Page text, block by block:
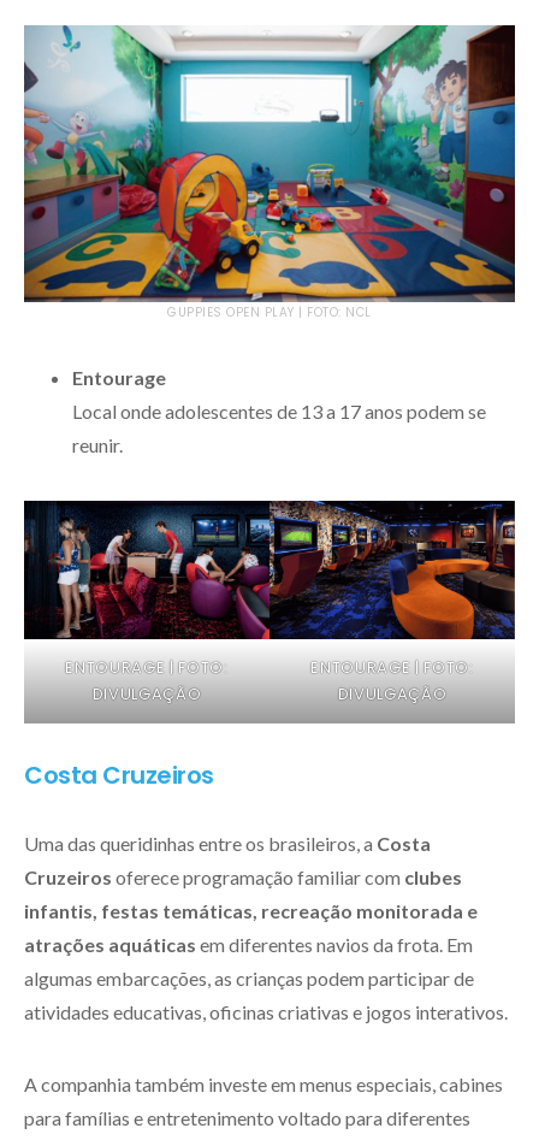
GUPPIES OPEN PLAY | FOTO: NCL
Entourage
Local onde adolescentes de 13 a 17 anos podem se
reunir.
ENTOURAGE | FOTO:
DIVULGAÇÃO
ENTOURAGE | FOTO:
DIVULGAÇÃO
Costa Cruzeiros
Uma das queridinhas entre os brasileiros, a Costa
Cruzeiros oferece programação familiar com clubes
infantis, festas temáticas, recreação monitorada e
atrações aquáticas em diferentes navios da frota. Em
algumas embarcações, as crianças podem participar de
atividades educativas, oficinas criativas e jogos interativos.
A companhia também investe em menus especiais, cabines
para famílias e entretenimento voltado para diferentes